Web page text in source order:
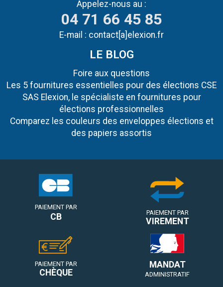
Appelez-nous au :
04 71 66 45 85
E-mail : contact[a]elexion.fr
LE BLOG
Foire aux questions
Les 5 fournitures essentielles pour des élections CSE
SAS Elexion, le spécialiste en fournitures pour
élections professionnelles
Comparez les couleurs des enveloppes élections et
des papiers assortis
PAIEMENT PAR
CB PAIEMENT PAR
VIREMENT
PAIEMENT PAR
CHÈQUE
MANDAT
ADMINISTRATIF